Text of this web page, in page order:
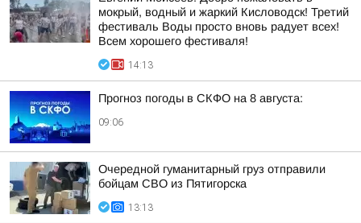
мокрый, водный и жаркий Кисловодск! Третий
фестиваль Воды просто вновь радует всех!
Всем хорошего фестиваля!
14:13
Прогноз погоды в СКФО на 8 августа:
09:06
Очередной гуманитарный груз отправили
бойцам СВО из Пятигорска
13:13